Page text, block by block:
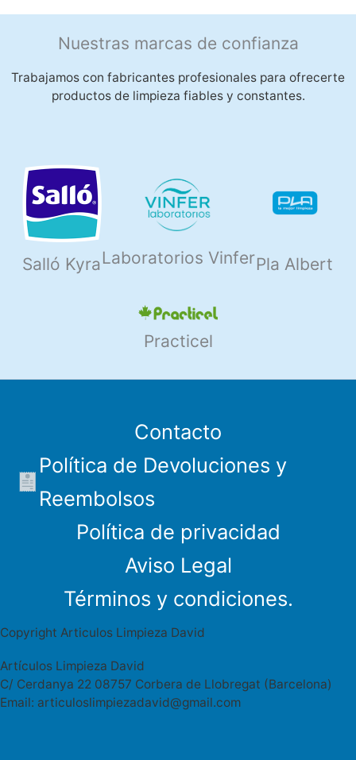
Nuestras marcas de confianza
Trabajamos con fabricantes profesionales para ofrecerte
productos de limpieza fiables y constantes.
Salló Kyra Laboratorios VinferPla Albert
Practicel
Contacto
Política de Devoluciones y
Reembolsos
Política de privacidad
Aviso Legal
Términos y condiciones.
Copyright Articulos Limpieza David
Artículos Limpieza David
C/ Cerdanya 22 08757 Corbera de Llobregat (Barcelona)
Email: articuloslimpiezadavid@gmail.com